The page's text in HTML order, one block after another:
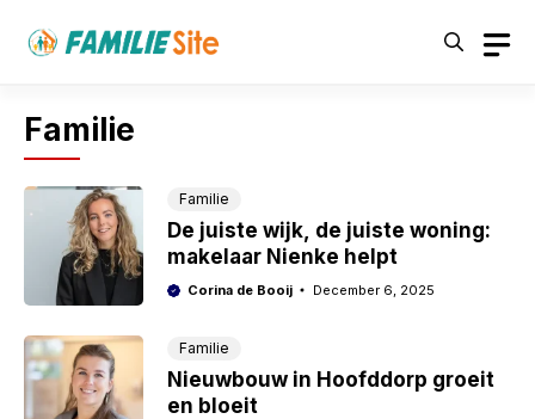
Familie
Familie
De juiste wijk, de juiste woning:
makelaar Nienke helpt
Corina de Booij December 6, 2025
Familie
Nieuwbouw in Hoofddorp groeit
en bloeit